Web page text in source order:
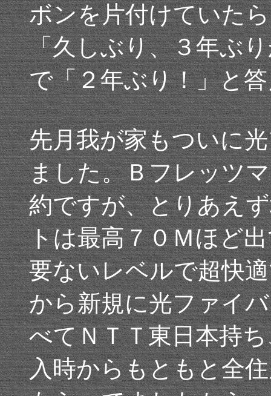
ボンを片付けていた
「久しぶり、３年ぶ
で「２年ぶり！」と
先月我が家もついに
ました。Ｂフレッツ
約ですが、とりあえ
トは最高７０Ｍほど
要ないレベルで超快
から新規に光ファイ
べてＮＴＴ東日本持
入時からもともと全